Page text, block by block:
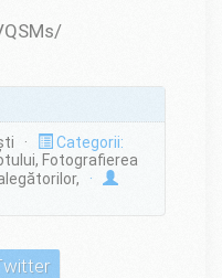
·
Categorii:
Fotografierea
·